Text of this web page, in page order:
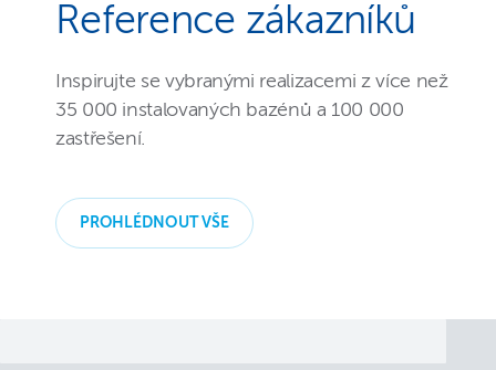
Reference zákazníků
Inspirujte se vybranými realizacemi z více než
35 000 instalovaných bazénů a 100 000
zastřešení.
PROHLÉDNOUT VŠE